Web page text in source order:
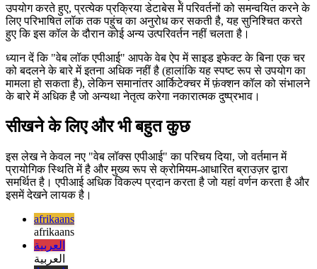
एक नज़र डालेंगे। मान लें कि आपके पास अपनी मुख्य प्रक्रिया और दो
वेबवर्कर्स के साथ एक बहुप्रचारित PWA है। आपका ऐप कस्टम कोड के साथ
एक इंडेक्सडीबी का भी उपयोग करता है जो क्लाउड के साथ डेटाबेस से और
उसके परिवर्तनों को सिंक करता है। इस परिदृश्य में "वेब लॉक एपीआई" का
उपयोग करते हुए, प्रत्येक प्रक्रिया डेटाबेस में परिवर्तनों को समन्वयित करने के
लिए परिभाषित लॉक तक पहुंच का अनुरोध कर सकती है, यह सुनिश्चित करते
हुए कि इस कॉल के दौरान कोई अन्य उत्परिवर्तन नहीं चलता है।
ध्यान दें कि "वेब लॉक एपीआई" आपके वेब ऐप में साइड इफेक्ट के बिना एक चर
को बदलने के बारे में इतना अधिक नहीं है (हालांकि यह स्पष्ट रूप से उपयोग का
मामला हो सकता है), लेकिन समानांतर आर्किटेक्चर में फ़ंक्शन कॉल को संभालने
के बारे में अधिक है जो अन्यथा नेतृत्व करेगा नकारात्मक दुष्प्रभाव।
सीखने के लिए और भी बहुत कुछ
इस लेख ने केवल नए "वेब लॉक्स एपीआई" का परिचय दिया, जो वर्तमान में
प्रायोगिक स्थिति में है और मुख्य रूप से क्रोमियम-आधारित ब्राउज़र द्वारा
समर्थित है। एपीआई अधिक विकल्प प्रदान करता है जो यहां वर्णन करता है और
इसमें देखने लायक है।